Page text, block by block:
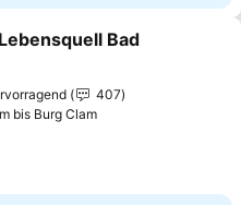
Favoriten hinzufügen
Bad
407
bis Burg Clam